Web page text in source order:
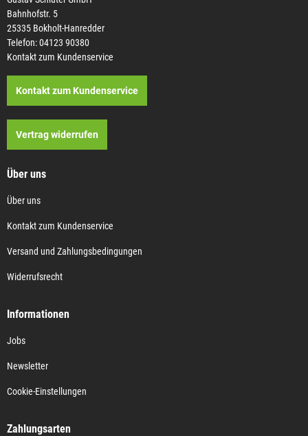
Bahnhofstr. 5
25335 Bokholt-Hanredder
Telefon: 04123 90380
Kontakt zum Kundenservice
Kontakt zum Kundenservice
Vertrag widerrufen
Über uns
Über uns
Kontakt zum Kundenservice
Versand und Zahlungsbedingungen
Widerrufsrecht
Informationen
Jobs
Newsletter
Cookie-Einstellungen
Zahlungsarten